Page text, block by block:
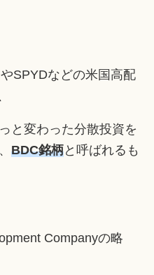
SPYDなどの米国高配
と変わった分散投資を
BDC銘柄と呼ばれるも
Companyの略